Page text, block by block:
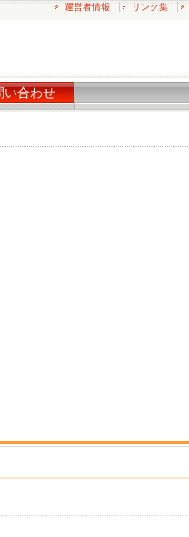
運営者情報 リンク集
い合わせ